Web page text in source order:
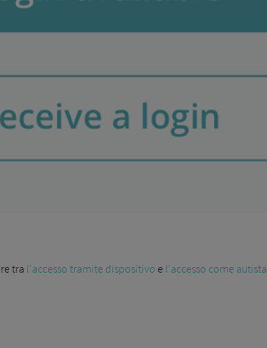
tra l'accesso tramite dispositivo e l'accesso come autista